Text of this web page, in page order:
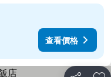
查看價格